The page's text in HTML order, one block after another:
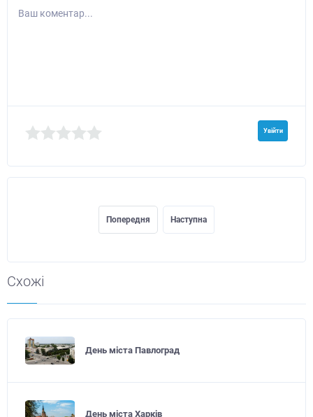
Ваш коментар...
Увійти
Попередня Наступна
Схожі
День міста Павлоград
День міста Харків